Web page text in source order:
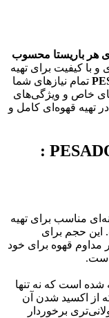
هر باریستا محسوب
و با کیفیت برای تهیه
تمام نیازهای شما
خاص و ویژگی‌های
تهیه قهوه‌ای کامل و
:
گزینه‌ای مناسب برای تهیه
است. این حجم برای
مداوم قهوه برای خود
است.
است که نه تنها
از اکسید شدن آن
برخوردار